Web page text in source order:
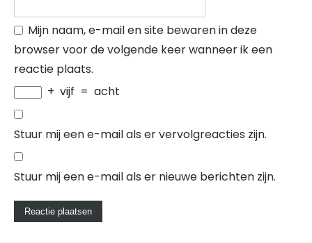
Mijn naam, e-mail en site bewaren in deze
browser voor de volgende keer wanneer ik een
reactie plaats.
+ vijf = acht
Stuur mij een e-mail als er vervolgreacties zijn.
Stuur mij een e-mail als er nieuwe berichten zijn.